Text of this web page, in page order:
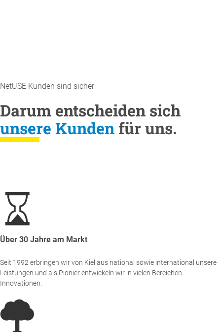
NetUSE Kunden sind sicher
Darum entscheiden sich
unsere Kunden für uns.
Über 30 Jahre am Markt
Seit 1992 erbringen wir von Kiel aus national sowie international unsere
Leistungen und als Pionier entwickeln wir in vielen Bereichen
Innovationen.